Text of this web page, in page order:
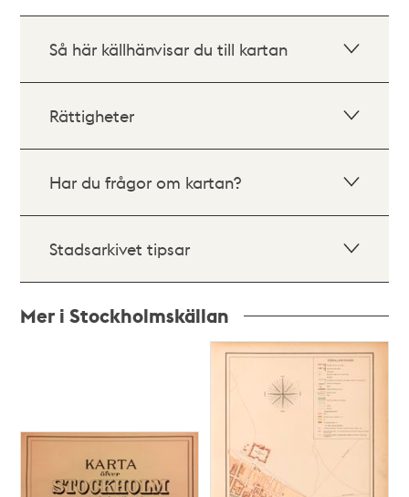
Så här källhänvisar du till kartan
Rättigheter
Har du frågor om kartan?
Stadsarkivet tipsar
Mer i Stockholmskällan